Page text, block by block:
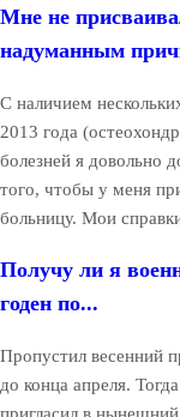
Мне не
надуманным
С наличием
2013 года
болезней я довольно
того, чтобы у меня
больницу. Мои
Получу ли я
годен по...
Пропустил весенний
до конца апреля.